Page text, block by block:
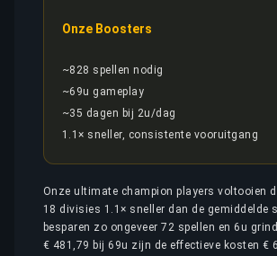
Onze Boosters
~828 spellen nodig
~69u gameplay
~35 dagen bij 2u/dag
1.1× sneller, consistente vooruitgang
Onze ultimate champion players voltooien
18 divisies 1.1× sneller dan de gemiddelde
besparen zo ongeveer 72 spellen en 6u
€ 481,79 bij 69u zijn de effectieve kosten €